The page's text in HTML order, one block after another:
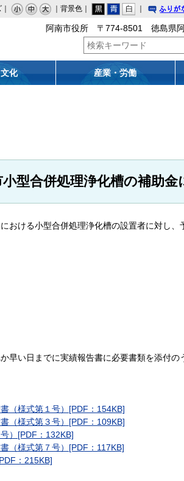
｜背景色｜
｜
り
阿南市役所 〒774-8501 徳島県阿
化 産業・労働
型合併処理浄化槽の補助金
ける小型合併処理浄化槽の設置者に対し、
い日までに実績報告書に必要書類を添付
（様式第１号）[PDF：154KB]
（様式第３号）[PDF：109KB]
）[PDF：132KB]
（様式第７号）[PDF：117KB]
：215KB]